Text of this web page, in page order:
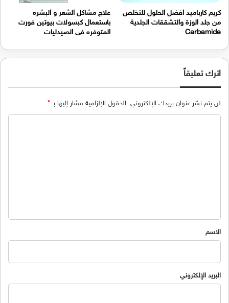
كريم كارباميد افضل الحلول للتخلص
من جلد الوزة والتشققات الجلدية
Carbamide
علاج مشاكل الشعر و البشره
باستعمال كبسولات بيوتين فورت
المتوفره فى الصيدليات
اترك تعليقاً
لن يتم نشر عنوان بريدك الإلكتروني. الحقول الإلزامية مشار إليها بـ*
*
الاسم
البريد الإلكتروني